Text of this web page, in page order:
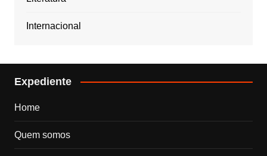
Internacional
Expediente
Home
Quem somos